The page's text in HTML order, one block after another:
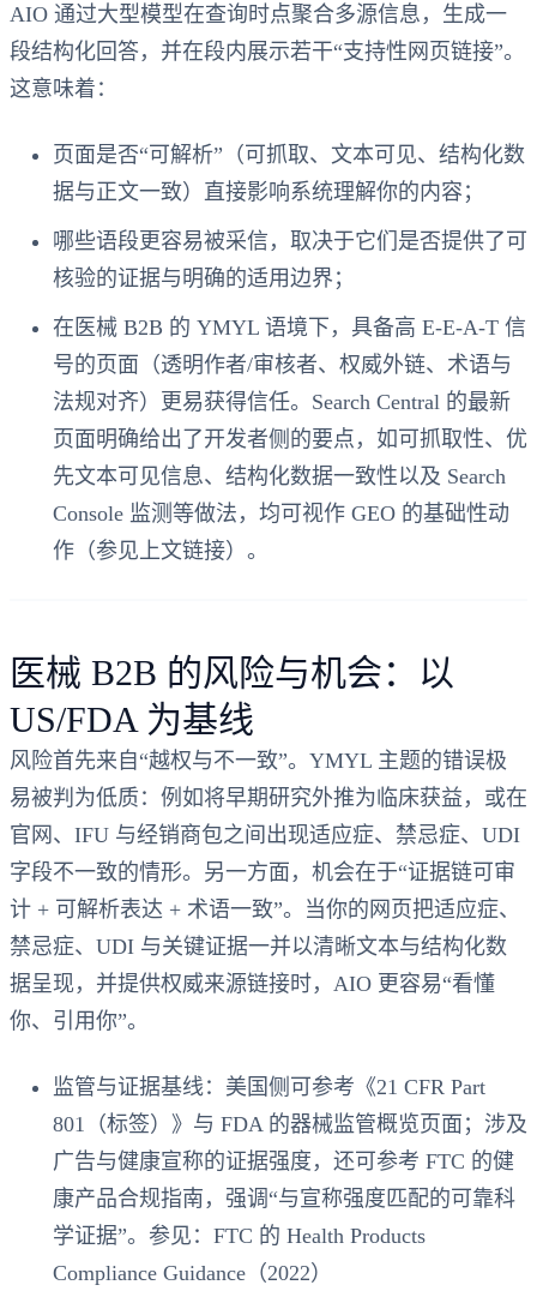
AIO 通过大型模型在查询时点聚合多源信息，生成一
段结构化回答，并在段内展示若干“支持性网页链接”。
这意味着：
页面是否“可解析”（可抓取、文本可见、结构化数
据与正文一致）直接影响系统理解你的内容；
哪些语段更容易被采信，取决于它们是否提供了可
核验的证据与明确的适用边界；
在医械 B2B 的 YMYL 语境下，具备高 E‑E‑A‑T 信
号的页面（透明作者/审核者、权威外链、术语与
法规对齐）更易获得信任。Search Central 的最新
页面明确给出了开发者侧的要点，如可抓取性、优
先文本可见信息、结构化数据一致性以及 Search
Console 监测等做法，均可视作 GEO 的基础性动
作（参见上文链接）。
医械 B2B 的风险与机会：以
US/FDA 为基线
风险首先来自“越权与不一致”。YMYL 主题的错误极
易被判为低质：例如将早期研究外推为临床获益，或在
官网、IFU 与经销商包之间出现适应症、禁忌症、UDI
字段不一致的情形。另一方面，机会在于“证据链可审
计 + 可解析表达 + 术语一致”。当你的网页把适应症、
禁忌症、UDI 与关键证据一并以清晰文本与结构化数
据呈现，并提供权威来源链接时，AIO 更容易“看懂
你、引用你”。
监管与证据基线：美国侧可参考《21 CFR Part
801（标签）》与 FDA 的器械监管概览页面；涉及
广告与健康宣称的证据强度，还可参考 FTC 的健
康产品合规指南，强调“与宣称强度匹配的可靠科
学证据”。参见：FTC 的 Health Products
Compliance Guidance（2022）